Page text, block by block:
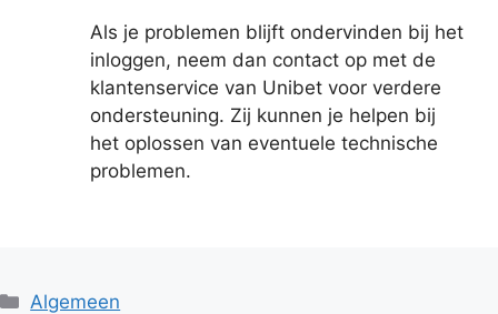
Als je problemen blijft ondervinden bij het
inloggen, neem dan contact op met de
klantenservice van Unibet voor verdere
ondersteuning. Zij kunnen je helpen bij
het oplossen van eventuele technische
problemen.
Categorieën
Algemeen